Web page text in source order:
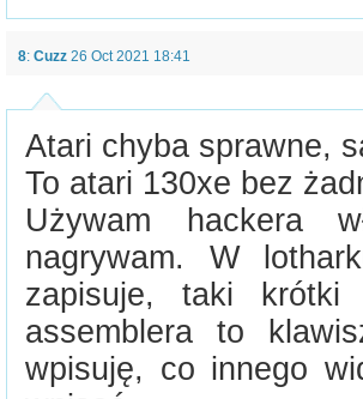
8: Cuzz 26 Oct 2021 18:41
Atari chyba sprawne,
To atari 130xe bez
Używam hackera
nagrywam. W
zapisuje, taki
assemblera to
wpisuję, co innego